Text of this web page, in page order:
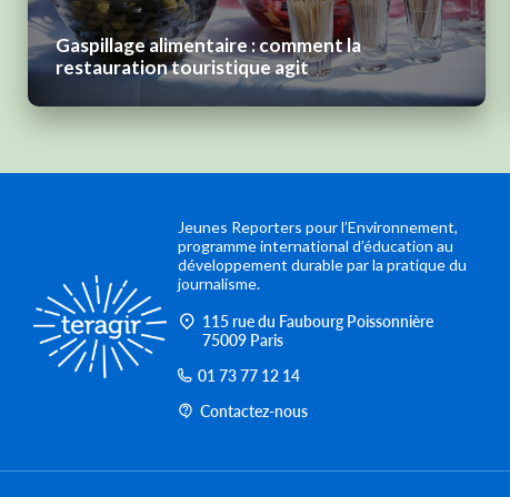
Gaspillage alimentaire : comment la
restauration touristique agit
Jeunes Reporters pour l’Environnement,
programme international d’éducation au
développement durable par la pratique du
journalisme.
115 rue du Faubourg Poissonnière
75009 Paris
01 73 77 12 14
Contactez-nous